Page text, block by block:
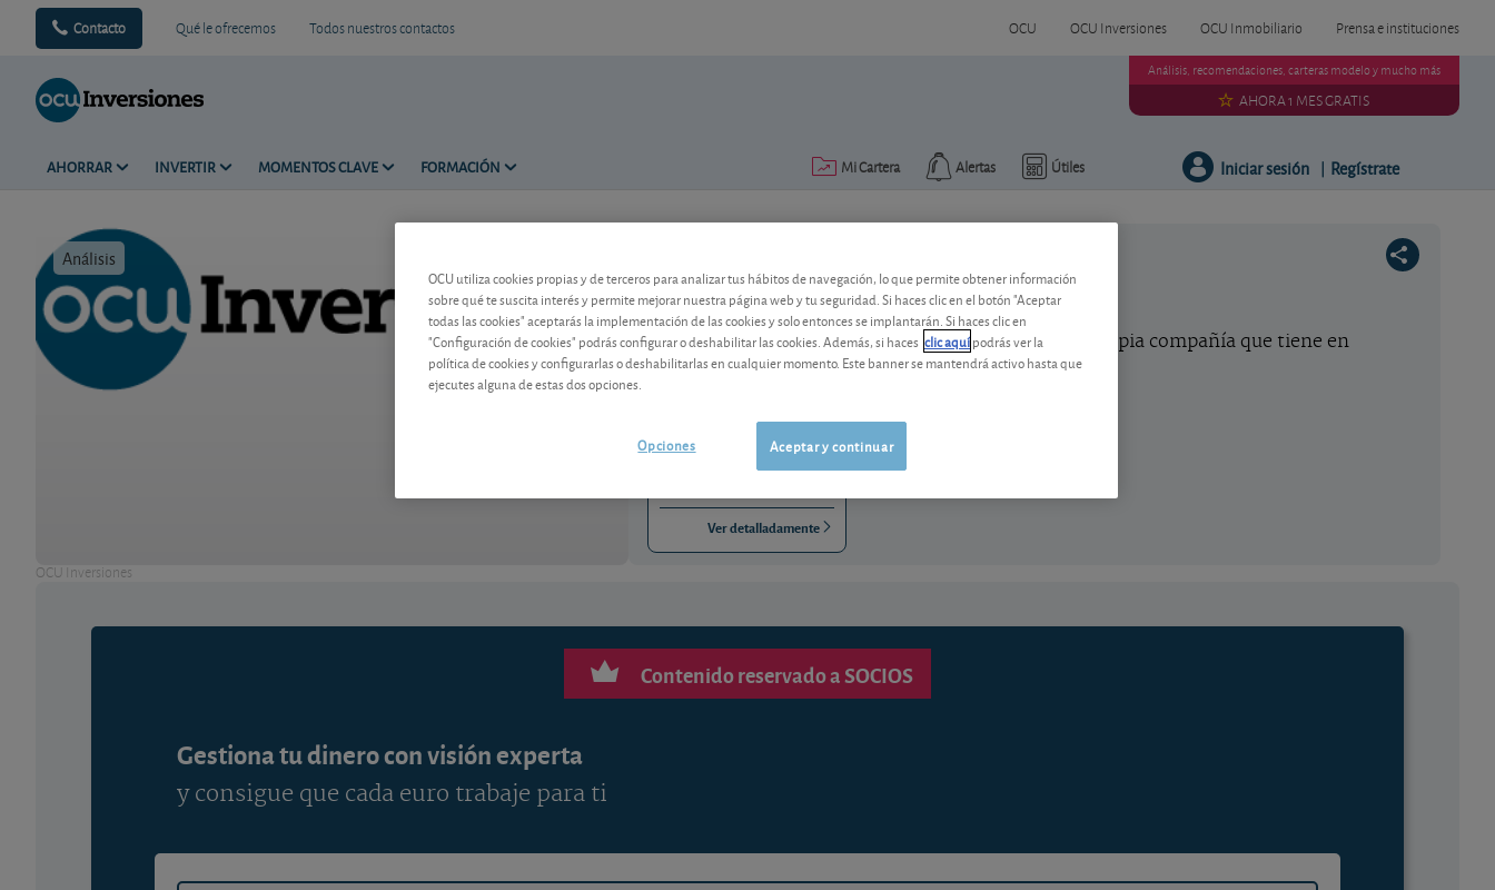
Contacto Qué le ofrecemos Todos nuestros contactos OCU OCU Inversiones OCU Inmobiliario Prensa e instituciones
AHORRAR INVERTIR MOMENTOS CLAVE FORMACIÓN Útiles
Alertas
Mi Cartera
Análisis, recomendaciones, carteras modelo y mucho más
AHORA 1 MES GRATIS
Iniciar sesión | Regístrate
Análisis
OCU Inversiones
Ercros amortizará capital
El grupo químico español eliminará acciones de la propia compañía que tiene en
cartera.
Ver detalladamente
Contenido reservado a SOCIOS
Gestiona tu dinero con visión experta
y consigue que cada euro trabaje para ti
OCU utiliza cookies propias y de terceros para analizar tus hábitos de navegación, lo que permite obtener información
sobre qué te suscita interés y permite mejorar nuestra página web y tu seguridad. Si haces clic en el botón "Aceptar
todas las cookies" aceptarás la implementación de las cookies y solo entonces se implantarán. Si haces clic en
"Configuración de cookies" podrás configurar o deshabilitar las cookies. Además, si haces clic aquípodrás ver la
política de cookies y configurarlas o deshabilitarlas en cualquier momento. Este banner se mantendrá activo hasta que
ejecutes alguna de estas dos opciones.
Aceptar y continuar
Opciones